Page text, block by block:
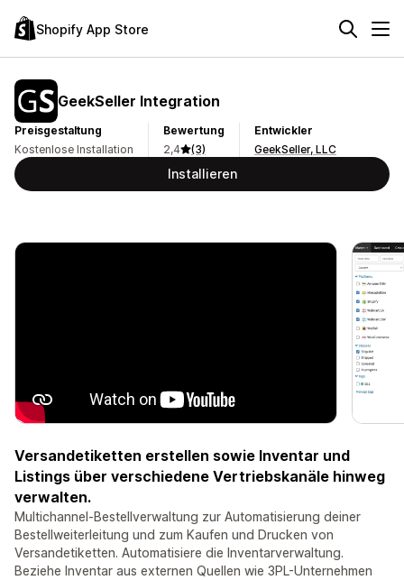
Shopify App Store
GeekSeller Integration
Preisgestaltung
Kostenlose Installation
Bewertung
2,4
(3)
Entwickler
GeekSeller, LLC
Installieren
Versandetiketten erstellen sowie Inventar und
Listings über verschiedene Vertriebskanäle hinweg
verwalten.
Multichannel-Bestellverwaltung zur Automatisierung deiner
Bestellweiterleitung und zum Kaufen und Drucken von
Versandetiketten. Automatisiere die Inventarverwaltung.
Beziehe Inventar aus externen Quellen wie 3PL-Unternehmen